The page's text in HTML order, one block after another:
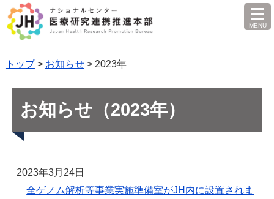
MENU
を
トップ> お知らせ> 2023年
お知らせ（2023年）
2023年3月24日
全ゲノム解析等事業実施準備室がJH内に設置されま